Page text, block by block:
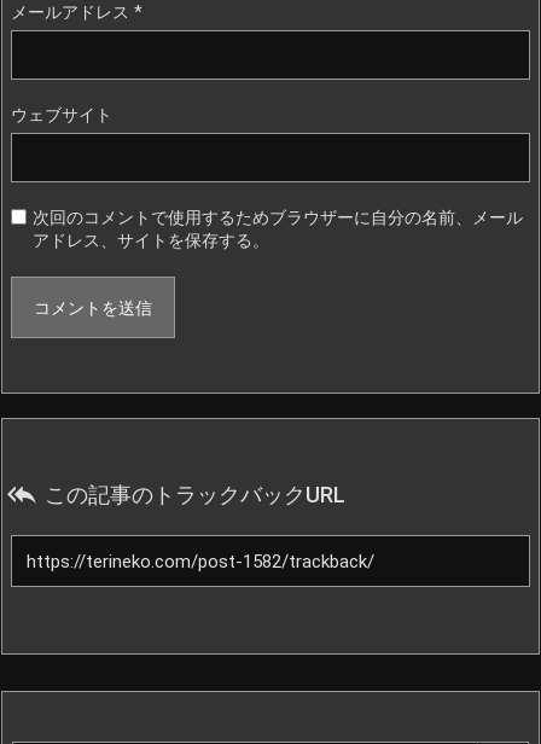
メールアドレス *
ウェブサイト
次回のコメントで使用するためブラウザーに自分の名前、メール
アドレス、サイトを保存する。
 この記事のトラックバックURL